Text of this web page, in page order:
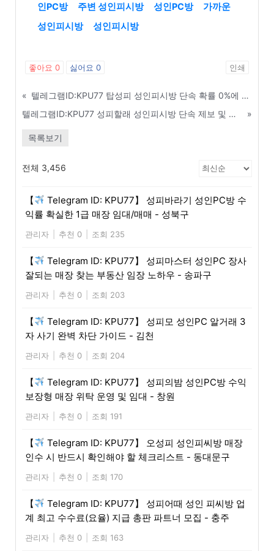
인PC방
주변 성인피시방 성인PC방
가까운
성인피시방
성인피시방
좋아요 0 싫어요 0 인쇄
«
텔레그램ID:KPU77 탑성피 성인피시방 단속 확률 0%에 도전하는 매장 관리 비법 - 연천
텔레그램ID:KPU77 성피할래 성인피시방 단속 제보 및 경찰 출동 실시간 알리미 - 대구
»
목록보기
전체 3,456
【
Telegram ID: KPU77】 성피바라기 성인PC방 수
익률 확실한 1급 매장 임대/매매 - 성북구
관리자 추천 0 조회 235
【
Telegram ID: KPU77】 성피마스터 성인PC 장사
잘되는 매장 찾는 부동산 임장 노하우 - 송파구
관리자 추천 0 조회 203
【
Telegram ID: KPU77】 성피모 성인PC 알거래 3
자 사기 완벽 차단 가이드 - 김천
관리자 추천 0 조회 204
【
Telegram ID: KPU77】 성피의밤 성인PC방 수익
보장형 매장 위탁 운영 및 임대 - 창원
관리자 추천 0 조회 191
【
Telegram ID: KPU77】 오성피 성인피씨방 매장
인수 시 반드시 확인해야 할 체크리스트 - 동대문구
관리자 추천 0 조회 170
【
Telegram ID: KPU77】 성피어때 성인 피씨방 업
계 최고 수수료(요율) 지급 총판 파트너 모집 - 충주
관리자 추천 0 조회 163